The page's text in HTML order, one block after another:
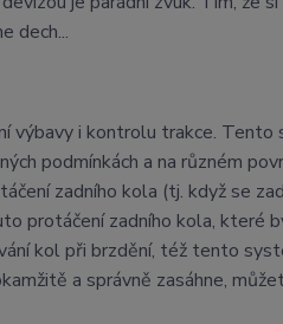
dech...
výbavy i kontrolu trakce.
podmínkách a na různém
zadního kola (tj. když se
protáčení zadního kola, které
kol při brzdění, též tento
a správně zasáhne,